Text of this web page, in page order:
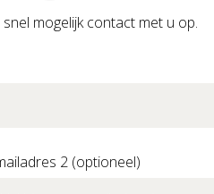
mogelijk contact met u op.
2 (optioneel)